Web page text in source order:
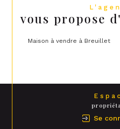
vous propose
Maison à vendre à Breuillet
Se